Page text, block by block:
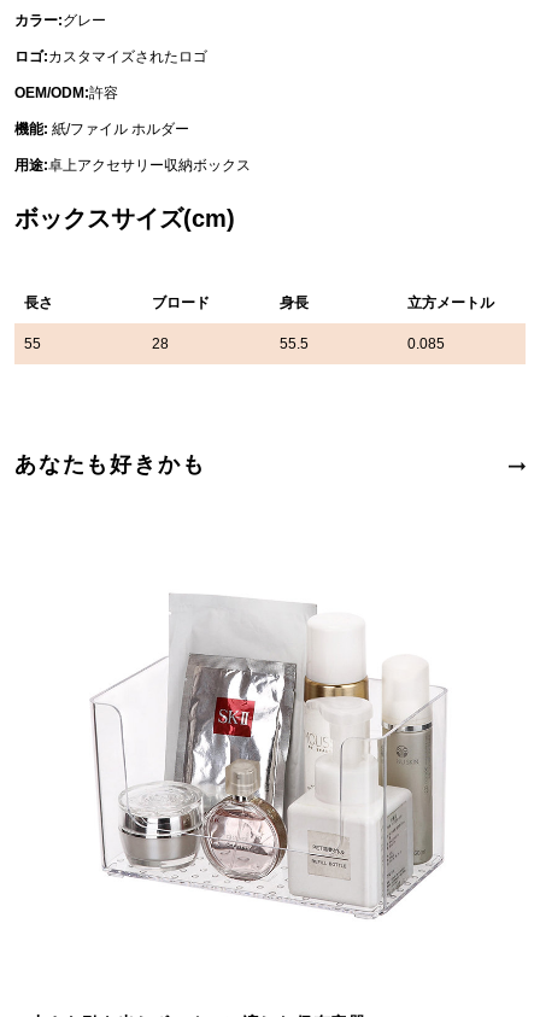
カラー:グレー
ロゴ:カスタマイズされたロゴ
OEM/ODM:許容
機能: 紙/ファイル ホルダー
用途:卓上アクセサリー収納ボックス
ボックスサイズ(cm)
長さ ブロード 身長 立方メートル
55 28 55.5 0.085
あなたも好きかも